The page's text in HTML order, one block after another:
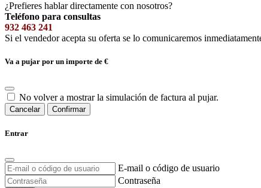
¿Prefieres hablar directamente con nosotros?
Teléfono para consultas
932 463 241
Si el vendedor acepta su oferta se lo comunicaremos
Va a pujar por un importe de €
No volver a mostrar la simulación de factura al pujar.
Cancelar Confirmar
Entrar
E-mail o código de usuario
Contraseña